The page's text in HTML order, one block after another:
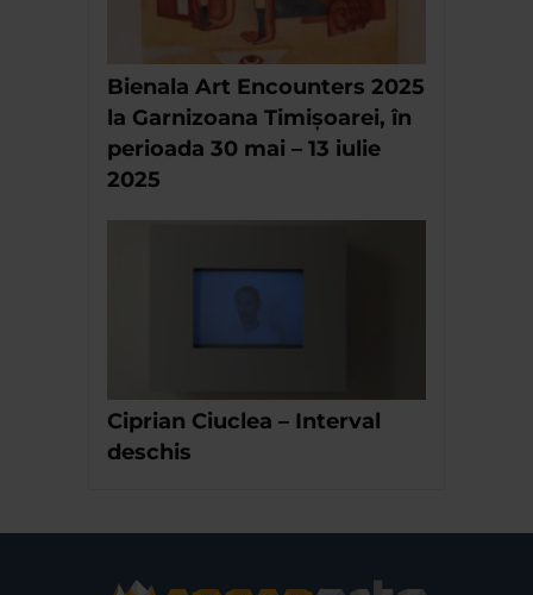
Bienala Art Encounters 2025
la Garnizoana Timișoarei, în
perioada 30 mai – 13 iulie
2025
Ciprian Ciuclea – Interval
deschis